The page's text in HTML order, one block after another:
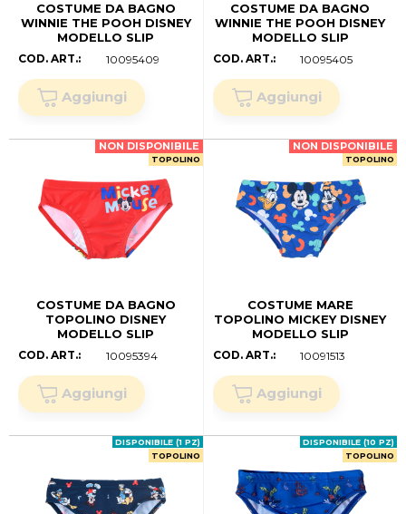
COSTUME DA BAGNO
WINNIE THE POOH DISNEY
MODELLO SLIP
MUTANDINA MARE PISCINA
NEONATO -
EZ05021ARANCIO (.mesi
12)
COD. ART.: 10095409
COSTUME DA BAGNO
WINNIE THE POOH DISNEY
MODELLO SLIP
MUTANDINA MARE PISCINA
NEONATO - EZ05021BLU
(.mesi 12)
COD. ART.: 10095405
COSTUME DA BAGNO
TOPOLINO DISNEY
MODELLO SLIP
MUTANDINA MARE PISCINA
NEONATO -
EZ05017ROSSO (.mesi 18)
COD. ART.: 10095394
TOPOLINO
NON DISPONIBILE
COSTUME MARE
TOPOLINO MICKEY DISNEY
MODELLO SLIP
MUTANDINA PISCINA -
YE05001BLU (.mesi 12)
COD. ART.: 10091513
TOPOLINO
NON DISPONIBILE
TOPOLINO
DISPONIBILE (1 PZ)
TOPOLINO
DISPONIBILE (10 PZ)